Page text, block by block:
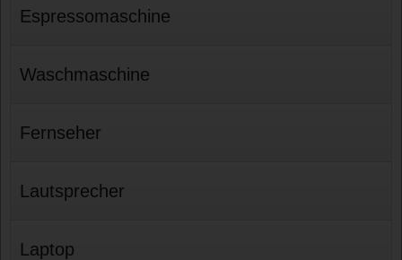
Espressomaschine
Waschmaschine
Fernseher
Lautsprecher
Laptop